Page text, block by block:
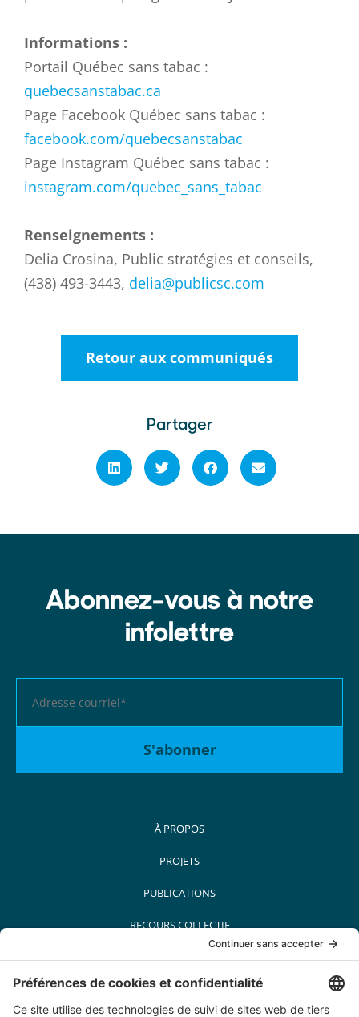
Informations :
Portail Québec sans tabac :
quebecsanstabac.ca
Page Facebook Québec sans tabac :
facebook.com/quebecsanstabac
Page Instagram Québec sans tabac :
instagram.com/quebec_sans_tabac
Renseignements :
Delia Crosina, Public stratégies et conseils,
(438) 493-3443, delia@publicsc.com
Retour aux communiqués
Partager
Abonnez-vous à notre
infolettre
À PROPOS
PROJETS
PUBLICATIONS
RECOURS COLLECTIF
MÉDIAS
PARTENAIRES